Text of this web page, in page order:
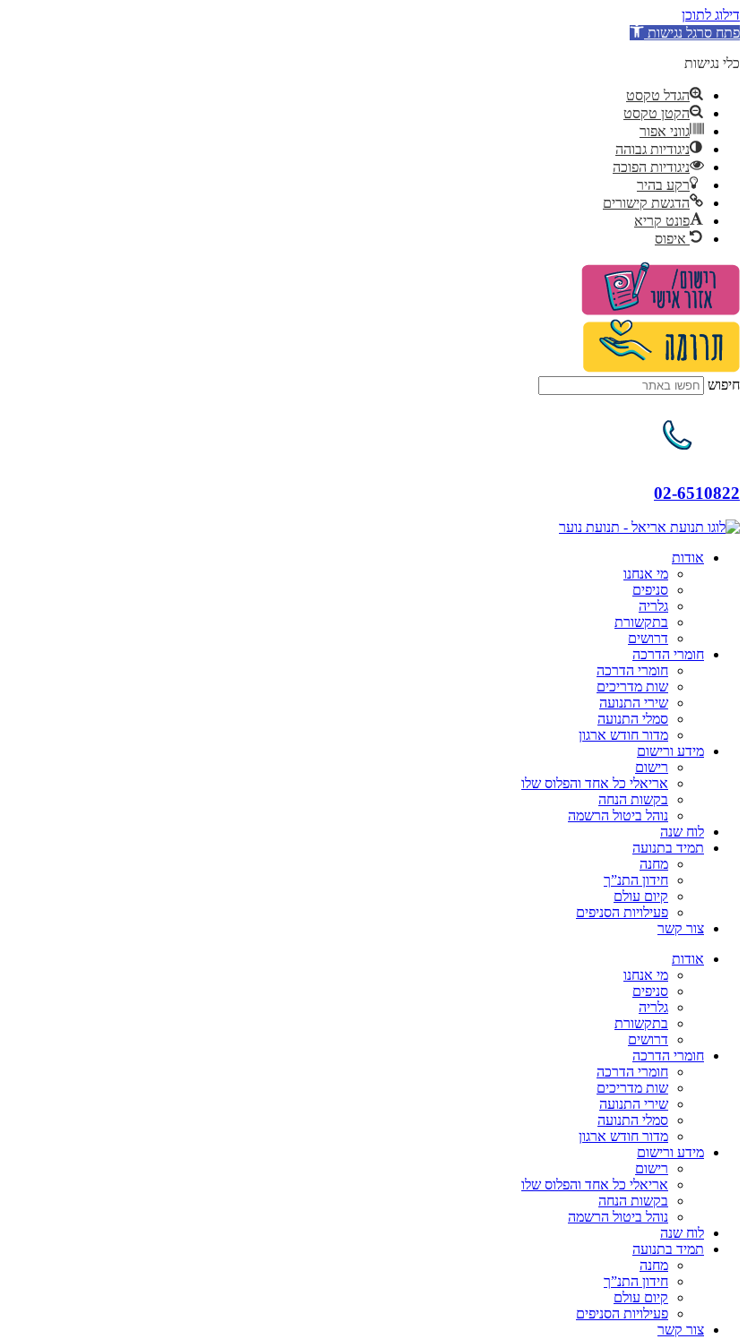
דילוג לתוכן
פתח סרגל נגישות
כלי נגישות
הגדל טקסט
הקטן טקסט
גווני אפור
ניגודיות גבוהה
ניגודיות הפוכה
רקע בהיר
הדגשת קישורים
פונט קריא
איפוס
דלג
לתוכן
חיפוש
02-6510822
אודות
מי אנחנו
סניפים
גלריה
בתקשורת
דרושים
חומרי הדרכה
חומרי הדרכה
שות מדריכים
שירי התנועה
סמלי התנועה
מדור חודש ארגון
מידע ורישום
רישום
אריאלי כל אחד והפלוס שלו
בקשות הנחה
נוהל ביטול הרשמה
לוח שנה
תמיד בתנועה
מחנה
חידון התנ”ך
קיום עולם
פעילויות הסניפים
צור קשר
אודות
מי אנחנו
סניפים
גלריה
בתקשורת
דרושים
חומרי הדרכה
חומרי הדרכה
שות מדריכים
שירי התנועה
סמלי התנועה
מדור חודש ארגון
מידע ורישום
רישום
אריאלי כל אחד והפלוס שלו
בקשות הנחה
נוהל ביטול הרשמה
לוח שנה
תמיד בתנועה
מחנה
חידון התנ”ך
קיום עולם
פעילויות הסניפים
צור קשר